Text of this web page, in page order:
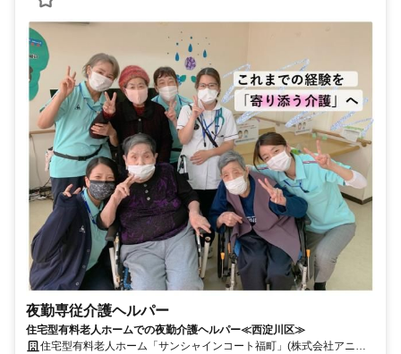
夜勤専従介護ヘルパー
住宅型有料老人ホームでの夜勤介護ヘルパー≪西淀川区≫
住宅型有料老人ホーム「サンシャインコート福町」(株式会社アニス